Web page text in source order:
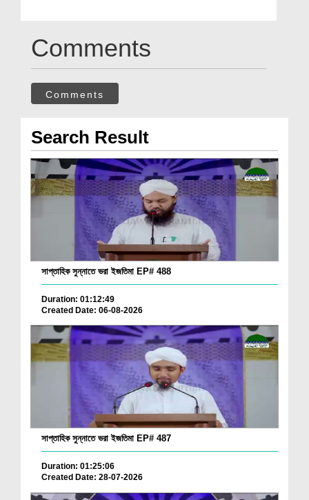
Comments
Comments
Search Result
সাপ্তাহিক সুন্নাতে ভরা ইজতিমা EP# 488
Duration: 01:12:49
Created Date: 06-08-2026
সাপ্তাহিক সুন্নাতে ভরা ইজতিমা EP# 487
Duration: 01:25:06
Created Date: 28-07-2026